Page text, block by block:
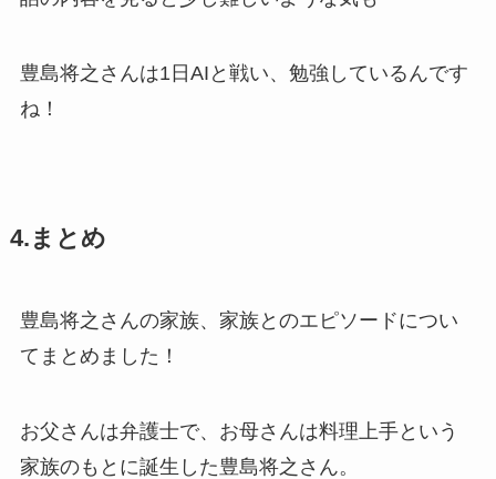
豊島将之さんは1日AIと戦い、勉強しているんです
ね！
4.まとめ
豊島将之さんの家族、家族とのエピソードについ
てまとめました！
お父さんは弁護士で、お母さんは料理上手という
家族のもとに誕生した豊島将之さん。